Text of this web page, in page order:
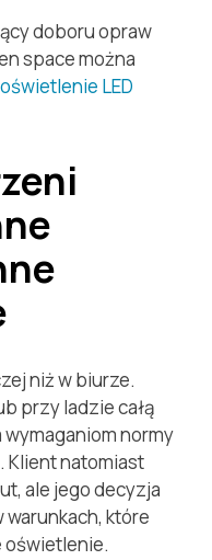
doboru opraw
space można
LED
niż w biurze.
przy ladzie całą
normy
Klient natomiast
ale jego decyzja
które
oświetlenie.